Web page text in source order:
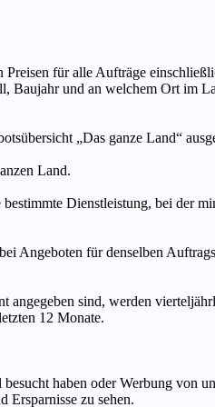
für alle Aufträge
Baujahr und an welchem Ort im
„Das ganze Land“
Land.
Dienstleistung, bei der
Angeboten für denselben
angegeben sind, werden
12 Monate.
haben oder Werbung von
Ersparnisse zu sehen.